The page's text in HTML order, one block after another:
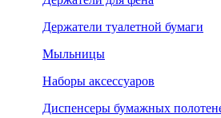
Держатели туалетной бумаги
Мыльницы
Наборы аксессуаров
Диспенсеры бумажных